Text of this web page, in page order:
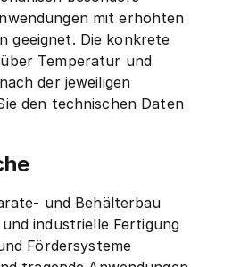
mit erhöhten
geeignet. Die konkrete
Temperatur und
der jeweiligen
den technischen Daten
und Behälterbau
industrielle Fertigung
Fördersysteme